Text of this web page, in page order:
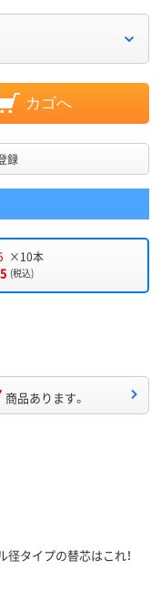
カゴへ
録
×10本
(税込)
商品あります。
タイプの替芯はこれ！